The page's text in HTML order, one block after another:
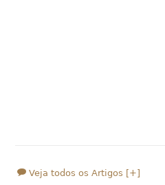
Veja todos os Artigos [+]